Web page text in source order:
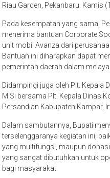
Riau Garden, Pekanbaru. Kamis
Pada kesempatan yang sama,
menerima bantuan Corporate
unit mobil Avanza dari
Bantuan ini diharapkan dapat
pemerintah daerah dalam
Didampingi juga oleh Plt. Kepala
M.Si bersama Plt. Kepala Dinas
Persandian Kabupaten Kampar,
Dalam sambutannya, Bupati
terselenggaranya kegiatan ini,
yang multifungsi, maupun
yang sangat dibutuhkan untuk
bagi masyarakat.